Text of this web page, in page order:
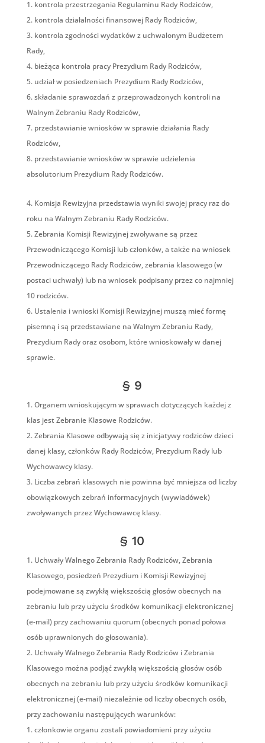
kontrola przestrzegania Regulaminu Rady Rodziców,
kontrola działalności finansowej Rady Rodziców,
kontrola zgodności wydatków z uchwalonym Budżetem
Rady,
bieżąca kontrola pracy Prezydium Rady Rodziców,
udział w posiedzeniach Prezydium Rady Rodziców,
składanie sprawozdań z przeprowadzonych kontroli na
Walnym Zebraniu Rady Rodziców,
przedstawianie wniosków w sprawie działania Rady
Rodziców,
przedstawianie wniosków w sprawie udzielenia
absolutorium Prezydium Rady Rodziców.
Komisja Rewizyjna przedstawia wyniki swojej pracy raz do
roku na Walnym Zebraniu Rady Rodziców.
Zebrania Komisji Rewizyjnej zwoływane są przez
Przewodniczącego Komisji lub członków, a także na wniosek
Przewodniczącego Rady Rodziców, zebrania klasowego (w
postaci uchwały) lub na wniosek podpisany przez co najmniej
10 rodziców.
Ustalenia i wnioski Komisji Rewizyjnej muszą mieć formę
pisemną i są przedstawiane na Walnym Zebraniu Rady,
Prezydium Rady oraz osobom, które wnioskowały w danej
sprawie.
§ 9
Organem wnioskującym w sprawach dotyczących każdej z
klas jest Zebranie Klasowe Rodziców.
Zebrania Klasowe odbywają się z inicjatywy rodziców dzieci
danej klasy, członków Rady Rodziców, Prezydium Rady lub
Wychowawcy klasy.
Liczba zebrań klasowych nie powinna być mniejsza od liczby
obowiązkowych zebrań informacyjnych (wywiadówek)
zwoływanych przez Wychowawcę klasy.
§ 10
Uchwały Walnego Zebrania Rady Rodziców, Zebrania
Klasowego, posiedzeń Prezydium i Komisji Rewizyjnej
podejmowane są zwykłą większością głosów obecnych na
zebraniu lub przy użyciu środków komunikacji elektronicznej
(e-mail) przy zachowaniu quorum (obecnych ponad połowa
osób uprawnionych do głosowania).
Uchwały Walnego Zebrania Rady Rodziców i Zebrania
Klasowego można podjąć zwykłą większością głosów osób
obecnych na zebraniu lub przy użyciu środków komunikacji
elektronicznej (e-mail) niezależnie od liczby obecnych osób,
przy zachowaniu następujących warunków:
członkowie organu zostali powiadomieni przy użyciu